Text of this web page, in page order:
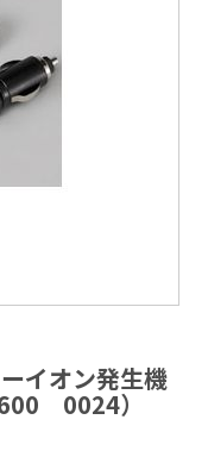
イオン発生機
0024）